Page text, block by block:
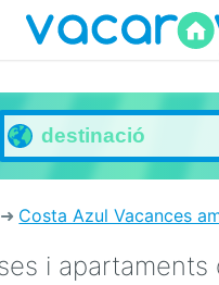
Costa Azul Vacances
i apartaments